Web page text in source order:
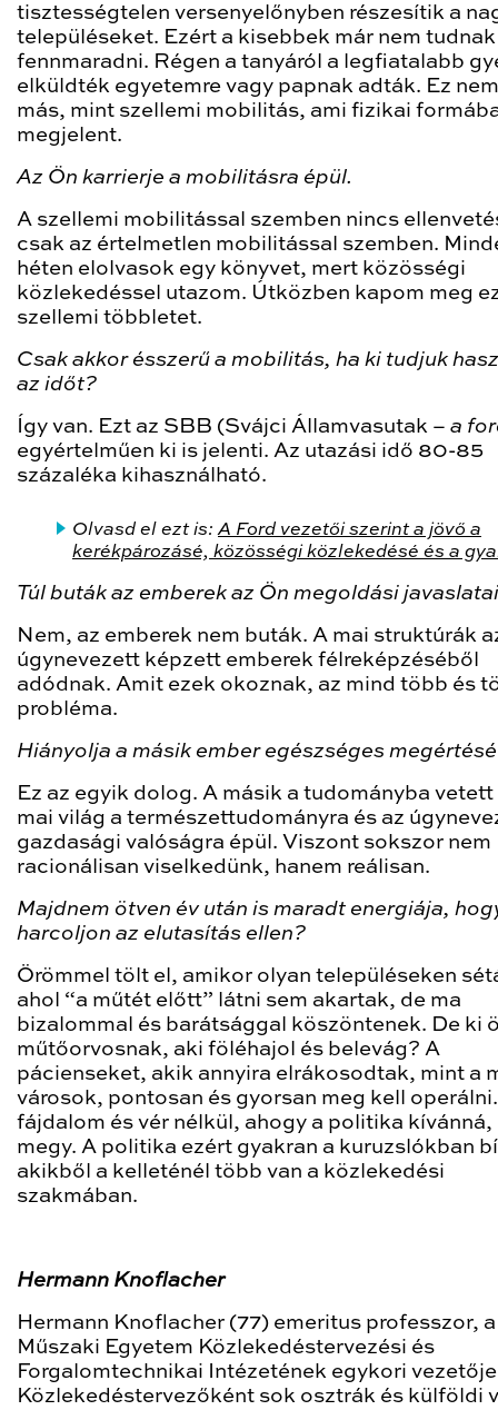
tisztességtelen versenyelőnyben részesítik a
településeket. Ezért a kisebbek már nem tudnak
fennmaradni. Régen a tanyáról a legfiatalabb
elküldték egyetemre vagy papnak adták. Ez
más, mint szellemi mobilitás, ami fizikai
megjelent.
Az Ön karrierje a mobilitásra épül.
A szellemi mobilitással szemben nincs
csak az értelmetlen mobilitással szemben.
héten elolvasok egy könyvet, mert közösségi
közlekedéssel utazom. Útközben kapom meg
szellemi többletet.
Csak akkor ésszerű a mobilitás, ha ki tudjuk
az időt?
Így van. Ezt az SBB (Svájci Államvasutak – a
egyértelműen ki is jelenti. Az utazási idő 80-85
százaléka kihasználható.
Olvasd el ezt is:A Ford vezetői szerint a jövő a
kerékpározásé, közösségi közlekedésé és a
Túl buták az emberek az Ön megoldási
Nem, az emberek nem buták. A mai struktúrák
úgynevezett képzett emberek félreképzéséből
adódnak. Amit ezek okoznak, az mind több és
probléma.
Hiányolja a másik ember egészséges
Ez az egyik dolog. A másik a tudományba vetett
mai világ a természettudományra és az
gazdasági valóságra épül. Viszont sokszor nem
racionálisan viselkedünk, hanem reálisan.
Majdnem ötven év után is maradt energiája,
harcoljon az elutasítás ellen?
Örömmel tölt el, amikor olyan településeken
ahol “a műtét előtt” látni sem akartak, de ma
bizalommal és barátsággal köszöntenek. De ki
műtőorvosnak, aki föléhajol és belevág? A
pácienseket, akik annyira elrákosodtak, mint a
városok, pontosan és gyorsan meg kell
fájdalom és vér nélkül, ahogy a politika kívánná,
megy. A politika ezért gyakran a kuruzslókban
akikből a kelleténél több van a közlekedési
szakmában.
Hermann Knoflacher
Hermann Knoflacher (77) emeritus professzor,
Műszaki Egyetem Közlekedéstervezési és
Forgalomtechnikai Intézetének egykori
Közlekedéstervezőként sok osztrák és külföldi